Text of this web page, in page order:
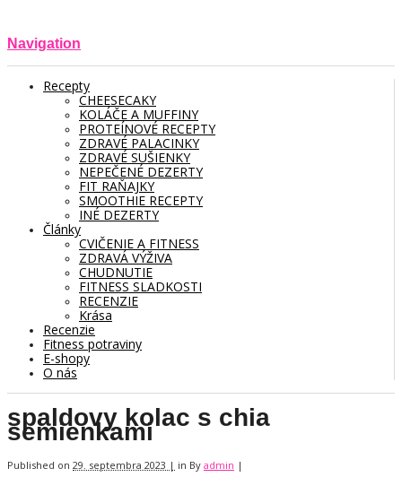
Navigation
Recepty
CHEESECAKY
KOLÁČE A MUFFINY
PROTEÍNOVÉ RECEPTY
ZDRAVÉ PALACINKY
ZDRAVÉ SUŠIENKY
NEPEČENÉ DEZERTY
FIT RAŇAJKY
SMOOTHIE RECEPTY
INÉ DEZERTY
Články
CVIČENIE A FITNESS
ZDRAVÁ VÝŽIVA
CHUDNUTIE
FITNESS SLADKOSTI
RECENZIE
Krása
Recenzie
Fitness potraviny
E-shopy
O nás
spaldovy kolac s chia
semienkami
Published on 29. septembra 2023 | in By admin |